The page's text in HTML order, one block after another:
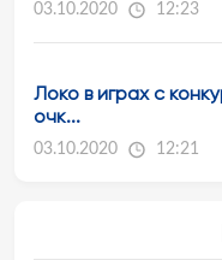
03.10.2020 12:23
Локо в играх с
очк...
03.10.2020 12:21